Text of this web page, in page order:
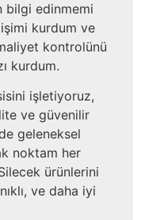
bilgi edinmemi
kurdum ve
kontrolünü
kurdum.
işletiyoruz,
ve güvenilir
geleneksel
noktam her
ürünlerini
ve daha iyi